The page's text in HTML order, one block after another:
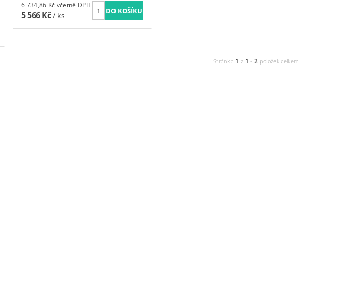
6 734,86 Kč včetně DPH
5 566 Kč/ ks
Stránka 1 z 1 -2 položek celkem